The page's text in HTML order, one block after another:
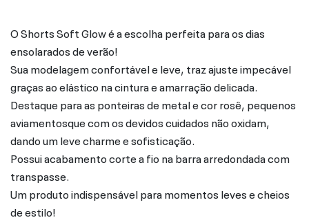
O Shorts Soft Glow é a escolha perfeita para os dias
ensolarados de verão!
Sua modelagem confortável e leve, traz ajuste impecável
graças ao elástico na cintura e amarração delicada.
Destaque para as ponteiras de metal e cor rosê, pequenos
aviamentosque com os devidos cuidados não oxidam,
dando um leve charme e sofisticação.
Possui acabamento corte a fio na barra arredondada com
transpasse.
Um produto indispensável para momentos leves e cheios
de estilo!